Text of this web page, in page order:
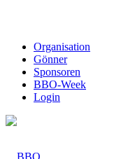
Organisation
Gönner
Sponsoren
BBO-Week
Login